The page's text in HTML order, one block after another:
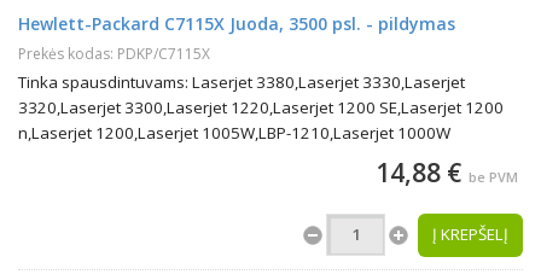
Hewlett-Packard C7115X Juoda, 3500 psl. - pildymas
Prekės kodas: PDKP/C7115X
Tinka spausdintuvams: Laserjet 3380,Laserjet 3330,Laserjet
3320,Laserjet 3300,Laserjet 1220,Laserjet 1200 SE,Laserjet 1200
n,Laserjet 1200,Laserjet 1005W,LBP-1210,Laserjet 1000W
14,88 € be PVM
Į KREPŠELĮ